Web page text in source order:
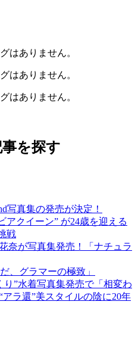
はありません。
はありません。
はありません。
を探す
写真集の発売が決定！
アクイーン” が24歳を迎える
戦
奈が写真集発売！「ナチュラ
、グラマーの極致」
”水着写真集発売で「相変わ
アラ還”美スタイルの陰に20年